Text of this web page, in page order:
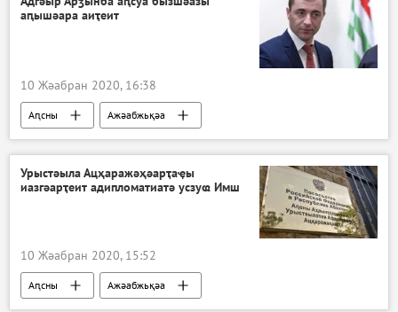
аԥышәара аиҭеит
10 Жәабран 2020, 16:38
Аԥсны
Ажәабжьқәа
Аԥсны ахада иалхрақәа -2020
Урыстәыла Ацҳаражәҳәарҭаҿы
иазгәарҭеит адипломатиатә усзуҩ Имш
10 Жәабран 2020, 15:52
Аԥсны Ажәабжьқәа